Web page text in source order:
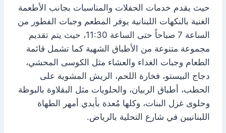
حيث يقدم خدمات الحفلات والمناسبات بجانب الأطعمة
الغنية بالنكهات اللبنانية يوفر المطعم وجبات الفطور من
الساعة 7 صباحاً حتى الساعة 11:30، حيث يتم تقديم
مجموعة متنوعة من الأطباق الشهية كما تشمل قائمة
الطعام وجبات الغداء والعشاء مثل الكوسى المحشي،
دجاج البيستو، فخارة اللحم، الريش المشوية على
الحطب، أطباق الربيان، والحلويات مثل البقلاوة بالبوظة
وحلوى غزل البنات، وكلها مُعدة بأيدي أمهر الطهاة
اللبنانيين في شارع التحلية بالرياض.